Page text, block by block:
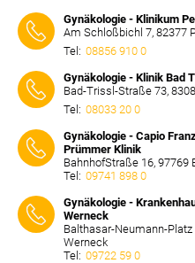
Gynäkologie - Klinikum
Am Schloßbichl 7, 82377
Tel: 08856 910 0
Gynäkologie - Klinik Bad
Bad-Trissl-Straße 73,
Tel: 08033 20 0
Gynäkologie - Capio
Prümmer Klinik
BahnhofStraße 16, 97769
Tel: 09741 898 0
Gynäkologie -
Werneck
Balthasar-Neumann-Platz
Werneck
Tel: 09722 59 0